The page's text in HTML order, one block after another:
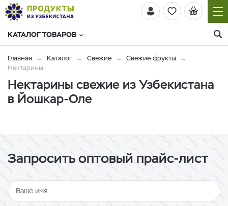
КАТАЛОГ ТОВАРОВ
Главная Каталог Свежие
Свежие фрукты
Нектарины
Нектарины свежие из Узбекистана
в Йошкар-Оле
Запросить оптовый прайс-лист